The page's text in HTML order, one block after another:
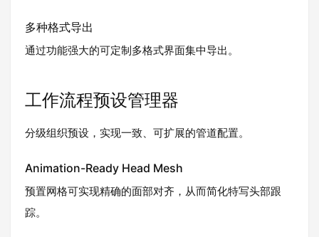
多种格式导出
通过功能强大的可定制多格式界面集中导出。
工作流程预设管理器
分级组织预设，实现一致、可扩展的管道配置。
Animation-Ready Head Mesh
预置网格可实现精确的面部对齐，从而简化特写头部跟
踪。